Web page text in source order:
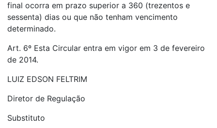
final ocorra em prazo superior a 360 (trezentos e
sessenta) dias ou que não tenham vencimento
determinado.
Art. 6º Esta Circular entra em vigor em 3 de fevereiro
de 2014.
LUIZ EDSON FELTRIM
Diretor de Regulação
Substituto